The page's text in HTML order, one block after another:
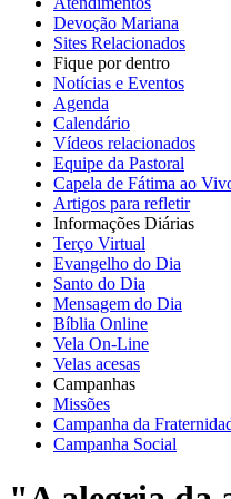
Devoção Mariana
Sites Relacionados
Fique por dentro
Notícias e Eventos
Agenda
Calendário
Vídeos relacionados
Equipe da Pastoral
Capela de Fátima ao
Artigos para refletir
Informações Diárias
Terço Virtual
Evangelho do Dia
Santo do Dia
Mensagem do Dia
Bíblia Online
Vela On-Line
Velas acesas
Campanhas
Missões
Campanha da
Campanha Social